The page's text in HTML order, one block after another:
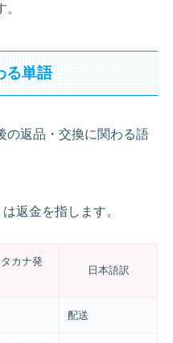
る単語
の返品・交換に関わる語
は返金を指します。
カナ発
日本語訳
配送